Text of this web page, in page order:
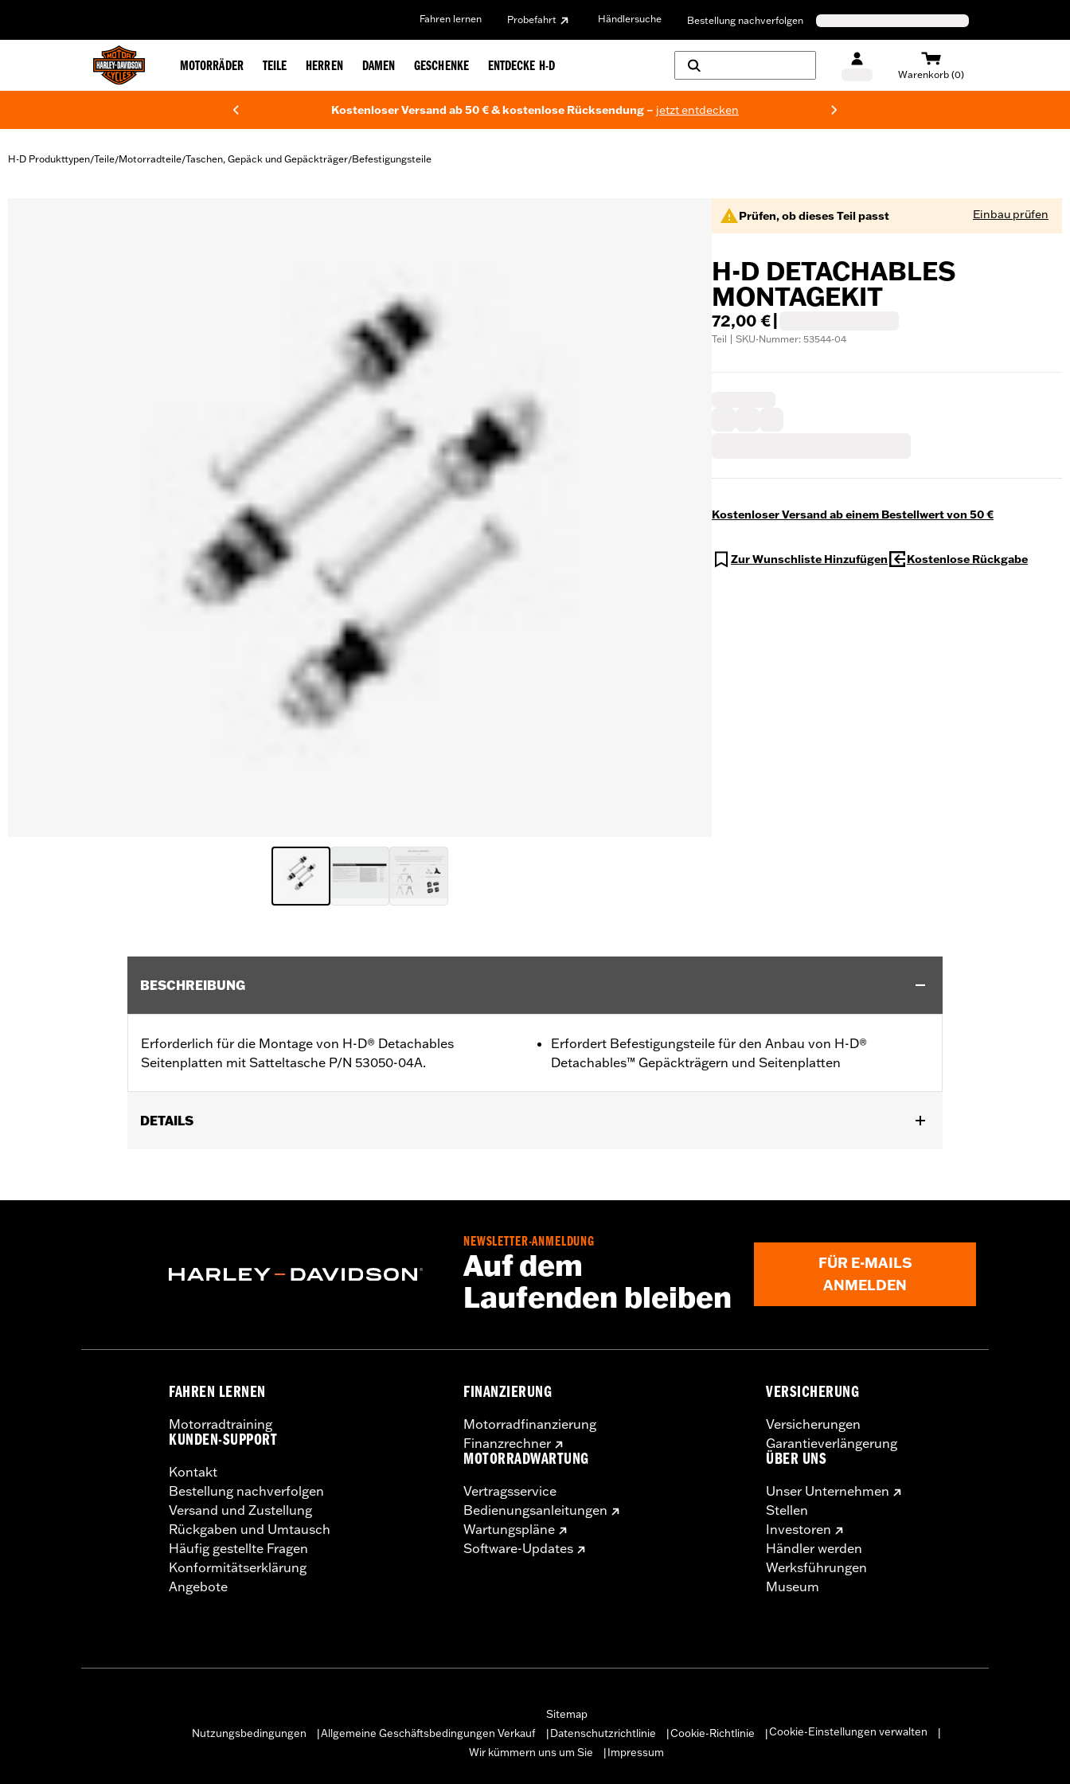
Fahren lernen Probefahrt Händlersuche Bestellung nachverfolgen
MOTORRÄDER TEILE HERREN DAMEN GESCHENKE ENTDECKE H-D
Warenkorb (0)
Kostenloser Versand ab 50 € & kostenlose Rücksendung – jetzt entdecken
H-D Produkttypen/Teile/Motorradteile/Taschen, Gepäck und Gepäckträger/Befestigungsteile
Prüfen, ob dieses Teil passt Einbau prüfen
H-D DETACHABLES
MONTAGEKIT
72,00 €
Teil | SKU-Nummer: 53544-04
Kostenloser Versand ab einem Bestellwert von 50 €
Zur Wunschliste Hinzufügen Kostenlose Rückgabe
BESCHREIBUNG
Erforderlich für die Montage von H-D® Detachables
Seitenplatten mit Satteltasche P/N 53050-04A.
Erfordert Befestigungsteile für den Anbau von H-D®
Detachables™ Gepäckträgern und Seitenplatten
DETAILS
Bügel P/N 51146-10A, 523000-40A oder abnehmbarem Solo Tour-Pak Gepäckträger P/N 53655-04 mit Leder-Satteltaschen P/N 90330-
In der Box:Vordere und hintere Befestigungspunkte und alle notwendigen Befestigungsteile
NEWSLETTER-ANMELDUNG
Auf dem
Laufenden bleiben
FÜR E-MAILS
ANMELDEN
FAHREN LERNEN
Motorradtraining
KUNDEN-SUPPORT
Kontakt
Bestellung nachverfolgen
Versand und Zustellung
Rückgaben und Umtausch
Häufig gestellte Fragen
Konformitätserklärung
Angebote
FINANZIERUNG
Motorradfinanzierung
Finanzrechner
MOTORRADWARTUNG
Vertragsservice
Bedienungsanleitungen
Wartungspläne
Software-Updates
VERSICHERUNG
Versicherungen
Garantieverlängerung
ÜBER UNS
Unser Unternehmen
Stellen
Investoren
Händler werden
Werksführungen
Museum
Sitemap
Nutzungsbedingungen
Allgemeine Geschäftsbedingungen Verkauf Datenschutzrichtlinie Cookie-Richtlinie Cookie-Einstellungen verwalten
Wir kümmern uns um Sie
Impressum